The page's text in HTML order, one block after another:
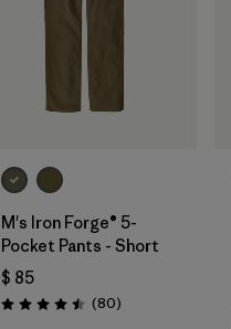
M's Iron Forge® 5-
Pocket Pants - Short
$ 85
Valoración: 4.5 / 5
(80Comentarios
)